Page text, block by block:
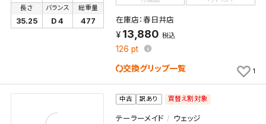
長さ
35.25
バランス
D 4
総重量
477 在庫店：春日井店
13,880 税込
126 pt
交換グリップ一覧 1
中古 訳あり 買替え割対象
テーラーメイド ウェッジ